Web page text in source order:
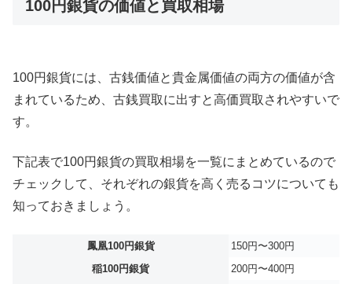
100円銀貨の価値と買取相場
100円銀貨には、古銭価値と貴金属価値の両方の価値が含
まれているため、古銭買取に出すと高価買取されやすいで
す。
下記表で100円銀貨の買取相場を一覧にまとめているので
チェックして、それぞれの銀貨を高く売るコツについても
知っておきましょう。
鳳凰100円銀貨
150円〜300円
稲100円銀貨
200円〜400円